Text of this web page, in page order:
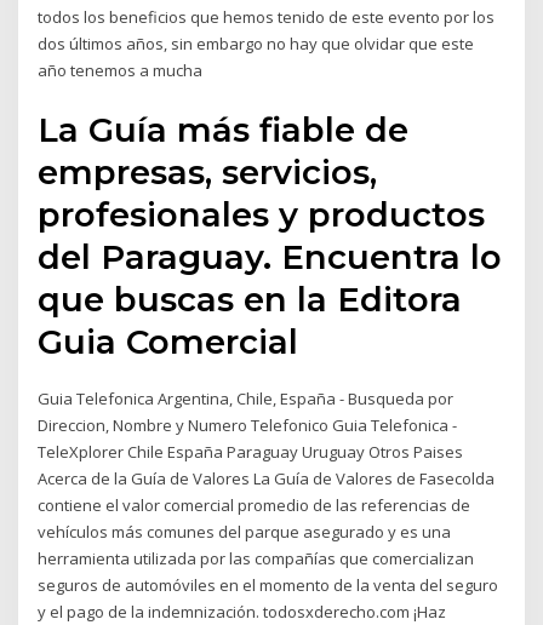
todos los beneficios que hemos tenido de este evento por los
dos últimos años, sin embargo no hay que olvidar que este
año tenemos a mucha
La Guía más fiable de
empresas, servicios,
profesionales y productos
del Paraguay. Encuentra lo
que buscas en la Editora
Guia Comercial
Guia Telefonica Argentina, Chile, España - Busqueda por
Direccion, Nombre y Numero Telefonico Guia Telefonica -
TeleXplorer Chile España Paraguay Uruguay Otros Paises
Acerca de la Guía de Valores La Guía de Valores de Fasecolda
contiene el valor comercial promedio de las referencias de
vehículos más comunes del parque asegurado y es una
herramienta utilizada por las compañías que comercializan
seguros de automóviles en el momento de la venta del seguro
y el pago de la indemnización. todosxderecho.com ¡Haz